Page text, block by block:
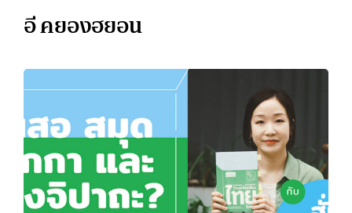
อี คยองฮยอน